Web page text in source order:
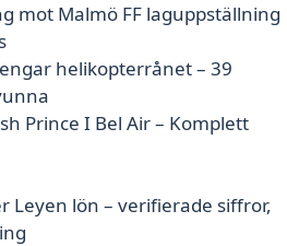
mot Malmö FF laguppställning
helikopterrånet – 39
Prince I Bel Air – Komplett
Leyen lön – verifierade siffror,